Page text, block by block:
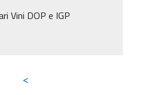
Vini DOP e IGP
<